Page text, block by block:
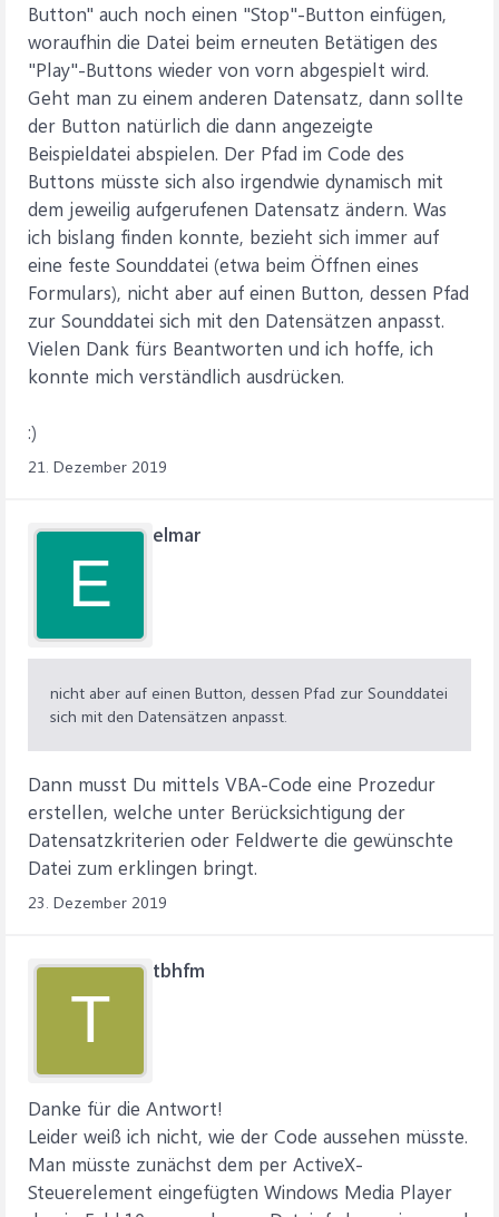
Button" auch noch einen "Stop"-Button einfügen,
woraufhin die Datei beim erneuten Betätigen des
"Play"-Buttons wieder von vorn abgespielt wird.
Geht man zu einem anderen Datensatz, dann sollte
der Button natürlich die dann angezeigte
Beispieldatei abspielen. Der Pfad im Code des
Buttons müsste sich also irgendwie dynamisch mit
dem jeweilig aufgerufenen Datensatz ändern. Was
ich bislang finden konnte, bezieht sich immer auf
eine feste Sounddatei (etwa beim Öffnen eines
Formulars), nicht aber auf einen Button, dessen Pfad
zur Sounddatei sich mit den Datensätzen anpasst.
Vielen Dank fürs Beantworten und ich hoffe, ich
konnte mich verständlich ausdrücken.
:)
21. Dezember 2019
E
elmar
nicht aber auf einen Button, dessen Pfad zur Sounddatei
sich mit den Datensätzen anpasst.
Dann musst Du mittels VBA-Code eine Prozedur
erstellen, welche unter Berücksichtigung der
Datensatzkriterien oder Feldwerte die gewünschte
Datei zum erklingen bringt.
23. Dezember 2019
T
tbhfm
Danke für die Antwort!
Leider weiß ich nicht, wie der Code aussehen müsste.
Man müsste zunächst dem per ActiveX-
Steuerelement eingefügten Windows Media Player